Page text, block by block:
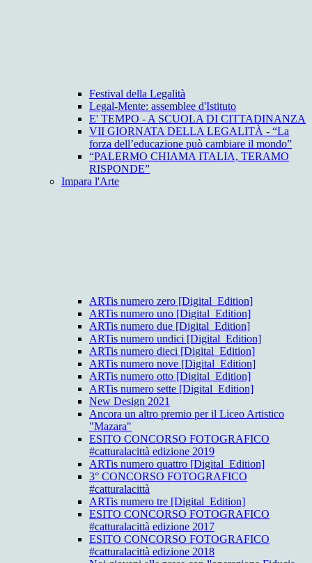
Festival della Legalità
Legal-Mente: assemblee d'Istituto
E' TEMPO - A SCUOLA DI CITTADINANZA
VII GIORNATA DELLA LEGALITÀ - “La
forza dell’educazione può cambiare il mondo”
“PALERMO CHIAMA ITALIA, TERAMO
RISPONDE”
Impara l'Arte
ARTis numero zero [Digital_Edition]
ARTis numero uno [Digital_Edition]
ARTis numero due [Digital_Edition]
ARTis numero undici [Digital_Edition]
ARTis numero dieci [Digital_Edition]
ARTis numero nove [Digital_Edition]
ARTis numero otto [Digital_Edition]
ARTis numero sette [Digital_Edition]
New Design 2021
Ancora un altro premio per il Liceo Artistico
"Mazara"
ESITO CONCORSO FOTOGRAFICO
#catturalacittà edizione 2019
ARTis numero quattro [Digital_Edition]
3° CONCORSO FOTOGRAFICO
#catturalacittà
ARTis numero tre [Digital_Edition]
ESITO CONCORSO FOTOGRAFICO
#catturalacittà edizione 2017
ESITO CONCORSO FOTOGRAFICO
#catturalacittà edizione 2018